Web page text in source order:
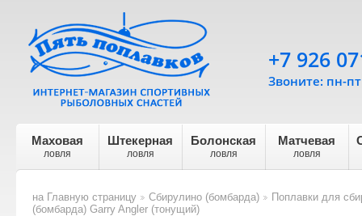
Маховая
ловля
Штекерная
ловля
Болонская
ловля
Матчевая
ловля
+7 926
Звоните: пн-
на Главную страницу
>
Сбирулино (бомбарда)
Поплавки для
(бомбарда) Garry Angler (тонущий)